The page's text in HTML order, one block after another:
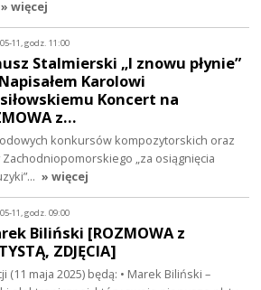
» więcej
11, godz. 11:00
Stalmierski „I znowu płynie”
Karolowi
Koncert na
z…
konkursów kompozytorskich oraz
„za osiągnięcia
» więcej
11, godz. 09:00
Biliński [ROZMOWA z
ZDJĘCIA]
(11 maja 2025) będą: • Marek Biliński –